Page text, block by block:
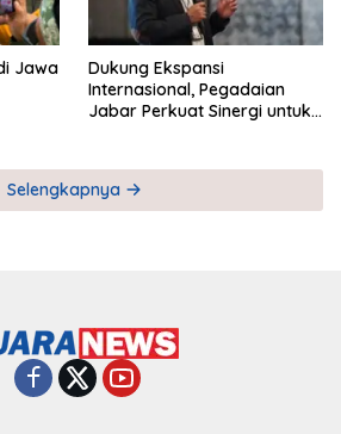
Jawa
Dukung Ekspansi
Internasional, Pegadaian
Jabar Perkuat Sinergi untuk
Selengkapnya